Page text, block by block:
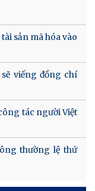
sản mã hóa vào
viếng đồng chí
tác người Việt
thường lệ thứ